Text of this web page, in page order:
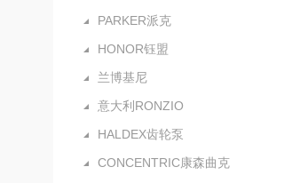
PARKER派克
HONOR钰盟
兰博基尼
意大利RONZIO
HALDEX齿轮泵
CONCENTRIC康森曲克